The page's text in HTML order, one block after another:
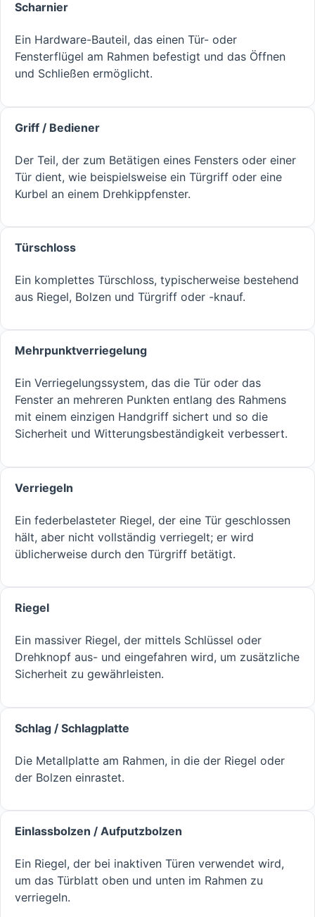
Scharnier
Ein Hardware-Bauteil, das einen Tür- oder
Fensterflügel am Rahmen befestigt und das Öffnen
und Schließen ermöglicht.
Griff / Bediener
Der Teil, der zum Betätigen eines Fensters oder einer
Tür dient, wie beispielsweise ein Türgriff oder eine
Kurbel an einem Drehkippfenster.
Türschloss
Ein komplettes Türschloss, typischerweise bestehend
aus Riegel, Bolzen und Türgriff oder -knauf.
Mehrpunktverriegelung
Ein Verriegelungssystem, das die Tür oder das
Fenster an mehreren Punkten entlang des Rahmens
mit einem einzigen Handgriff sichert und so die
Sicherheit und Witterungsbeständigkeit verbessert.
Verriegeln
Ein federbelasteter Riegel, der eine Tür geschlossen
hält, aber nicht vollständig verriegelt; er wird
üblicherweise durch den Türgriff betätigt.
Riegel
Ein massiver Riegel, der mittels Schlüssel oder
Drehknopf aus- und eingefahren wird, um zusätzliche
Sicherheit zu gewährleisten.
Schlag / Schlagplatte
Die Metallplatte am Rahmen, in die der Riegel oder
der Bolzen einrastet.
Einlassbolzen / Aufputzbolzen
Ein Riegel, der bei inaktiven Türen verwendet wird,
um das Türblatt oben und unten im Rahmen zu
verriegeln.